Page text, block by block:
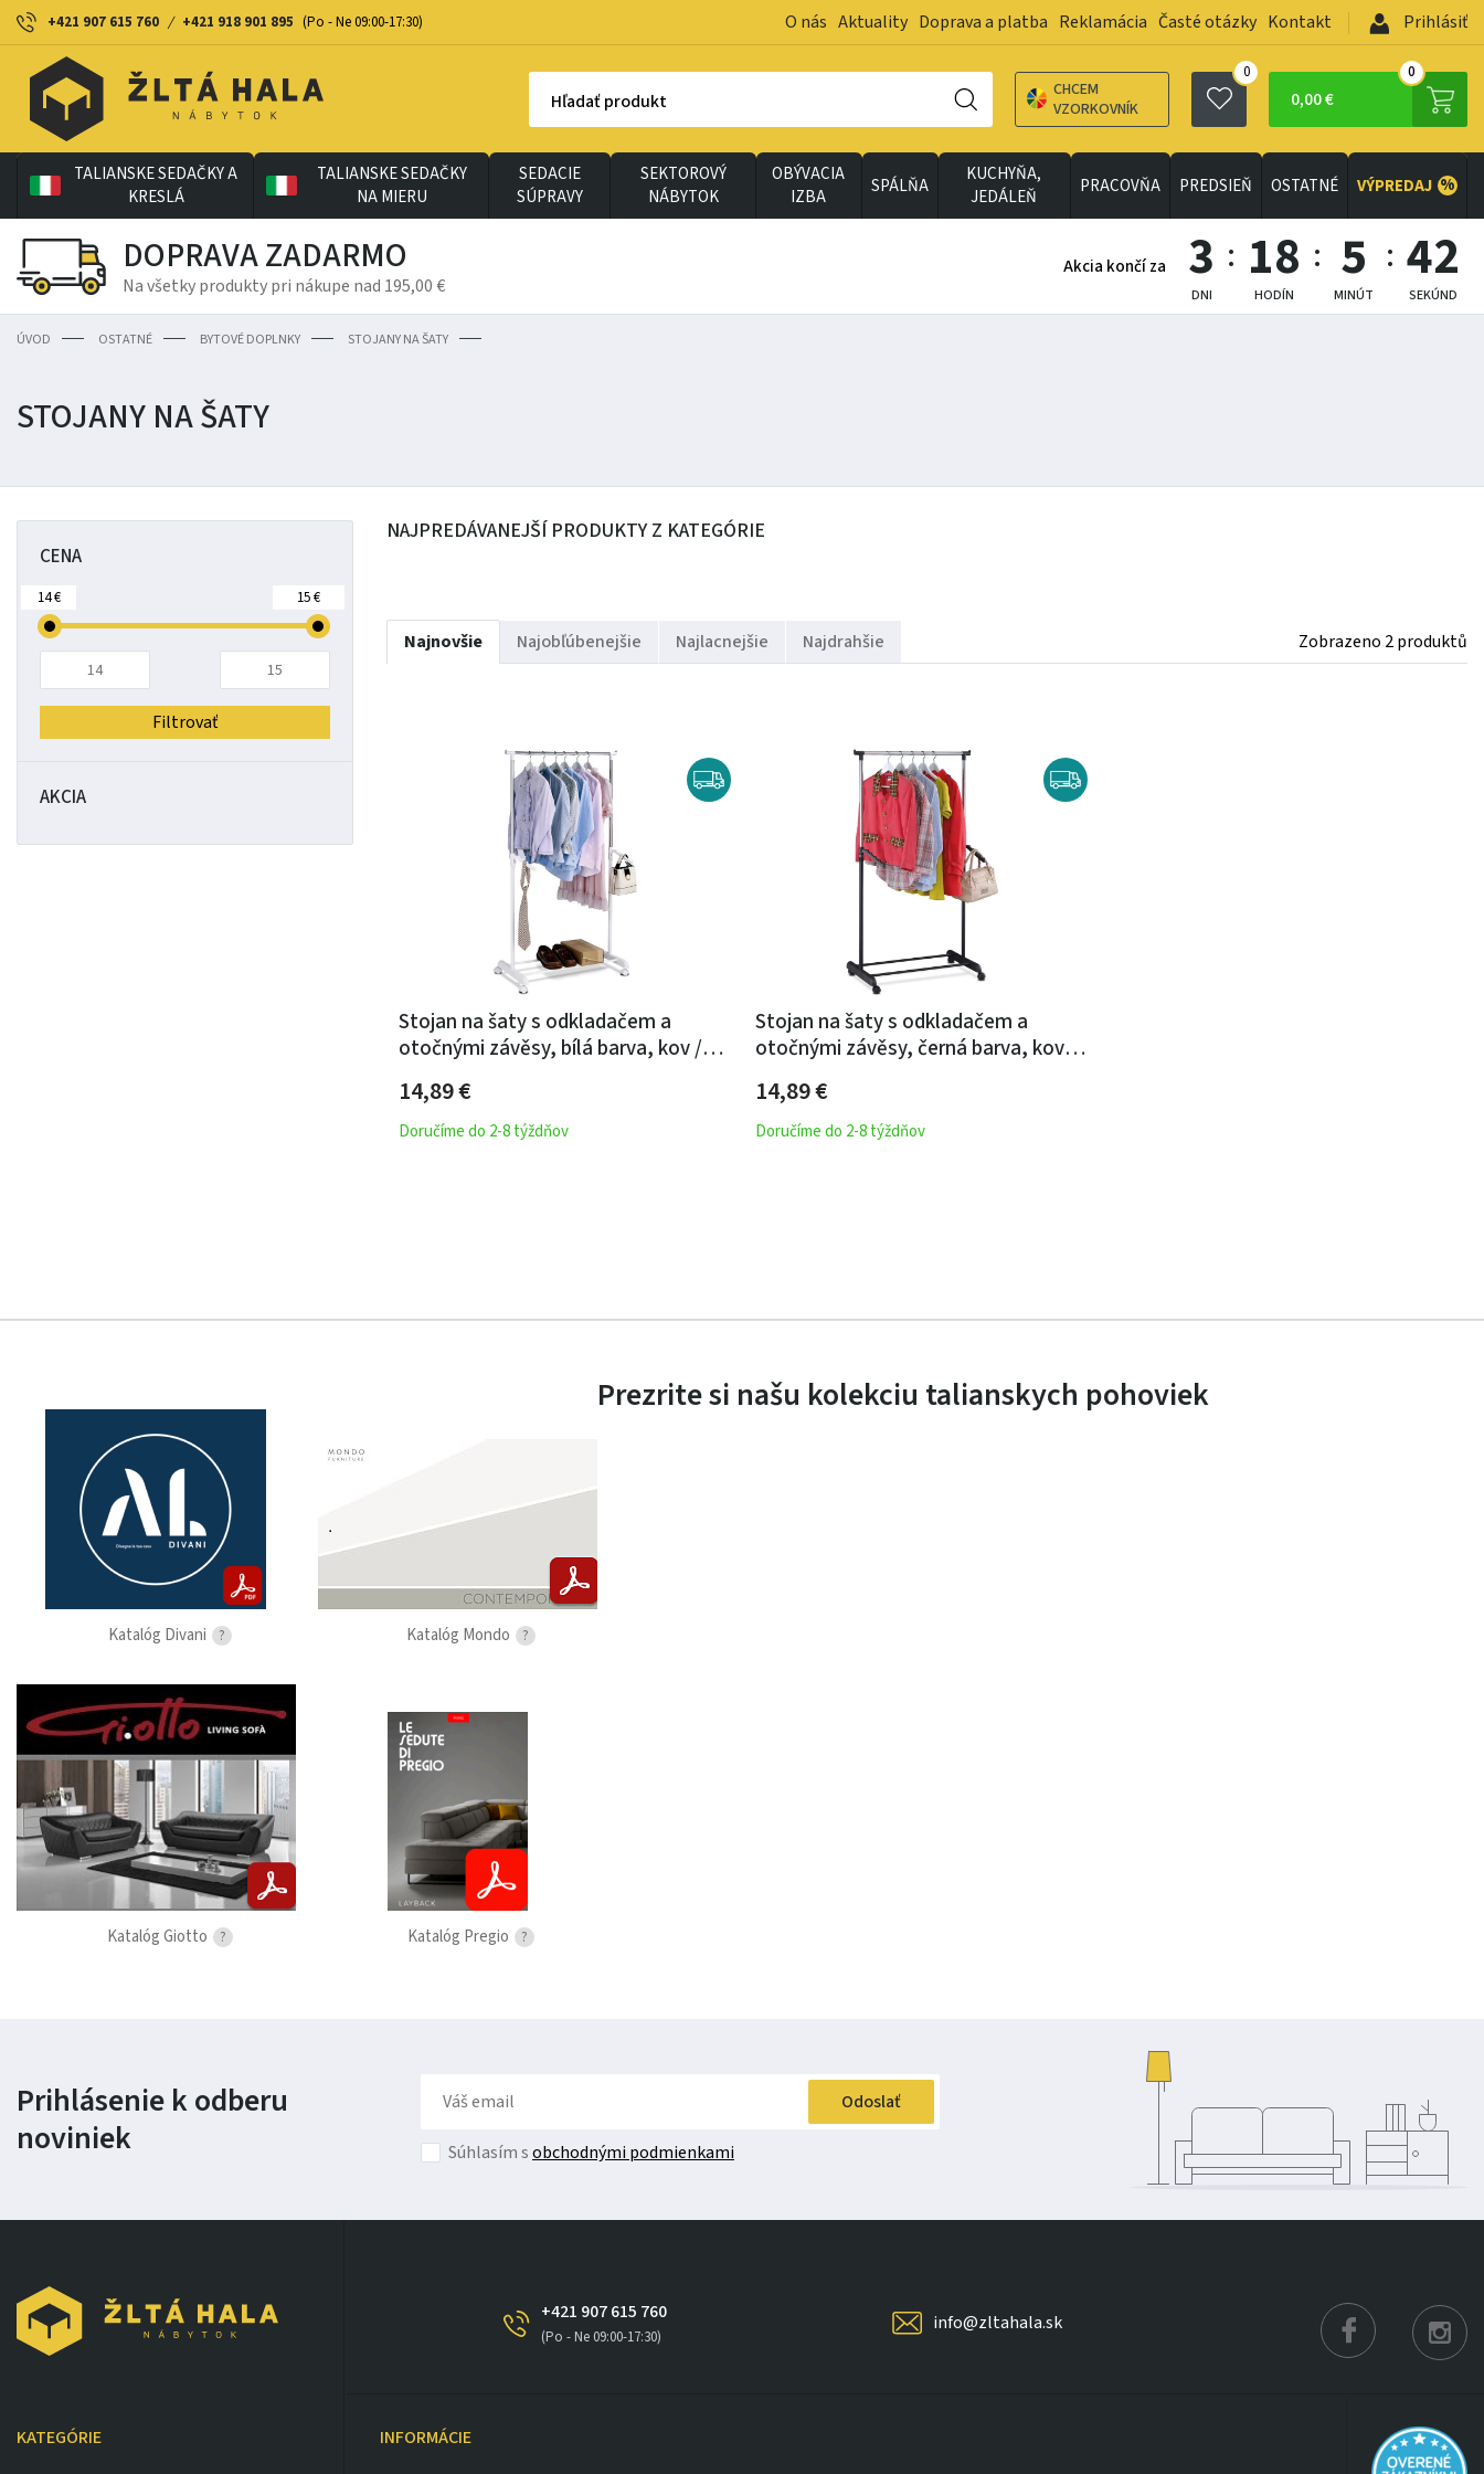
+421 907 615 760 / +421 918 901 895 (Po - Ne 09:00-17:30) O nás Aktuality Doprava a platba Reklamácia Časté otázky Kontakt Prihlásiť
Hľadať produkt
CHCEM
VZORKOVNÍK
0
0,00 €
0
TALIANSKE SEDAČKY A
KRESLÁ
TALIANSKE SEDAČKY
NA MIERU
SEDACIE
SÚPRAVY
SEKTOROVÝ
NÁBYTOK
OBÝVACIA
IZBA
SPÁLŇA
KUCHYŇA,
JEDÁLEŇ
PRACOVŇA PREDSIEŇ OSTATNÉ VÝPREDAJ %
DOPRAVA ZADARMO
Na všetky produkty pri nákupe nad 195,00 €
Akcia končí za 3
DNI
18
HODÍN
5
MINÚT
41
SEKÚND
ÚVOD OSTATNÉ BYTOVÉ DOPLNKY STOJANY NA ŠATY
STOJANY NA ŠATY
CENA
14 € 15 €
Filtrovať
AKCIA
NAJPREDÁVANEJŠÍ PRODUKTY Z KATEGÓRIE
Najnovšie Najobľúbenejšie Najlacnejšie Najdrahšie Zobrazeno 2 produktů
Stojan na šaty s odkladačem a
otočnými závěsy, bílá barva, kov /
14,89 €
Doručíme do 2-8 týždňov
Stojan na šaty s odkladačem a
otočnými závěsy, černá barva, kov /
14,89 €
Doručíme do 2-8 týždňov
Katalóg Divani ? Katalóg Mondo ?
Katalóg Giotto ? Katalóg Pregio ?
Prezrite si našu kolekciu talianskych pohoviek
Prihlásenie k odberu
noviniek
Odoslať
Súhlasím sobchodnými podmienkami
+421 907 615 760
(Po - Ne 09:00-17:30)
info@zltahala.sk
KATEGÓRIE INFORMÁCIE